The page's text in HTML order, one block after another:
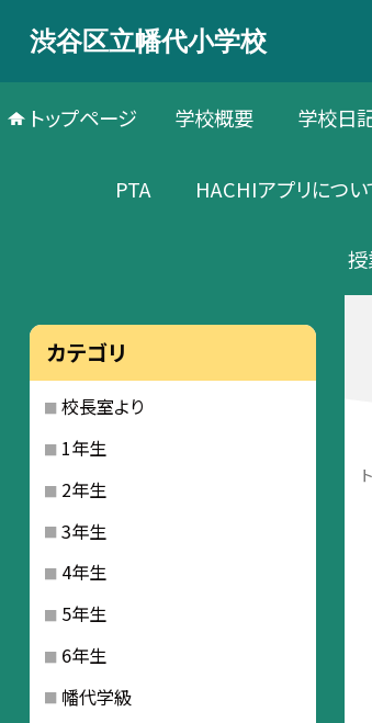
渋谷区立幡代小学校
トップページ 学校概要 学校日
PTA HACHIアプリについ
カテゴリ
校長室より
1年生
2年生
3年生
4年生
5年生
6年生
幡代学級